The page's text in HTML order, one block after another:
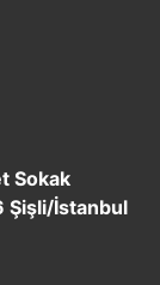
Sokak
Şişli/İstanbul